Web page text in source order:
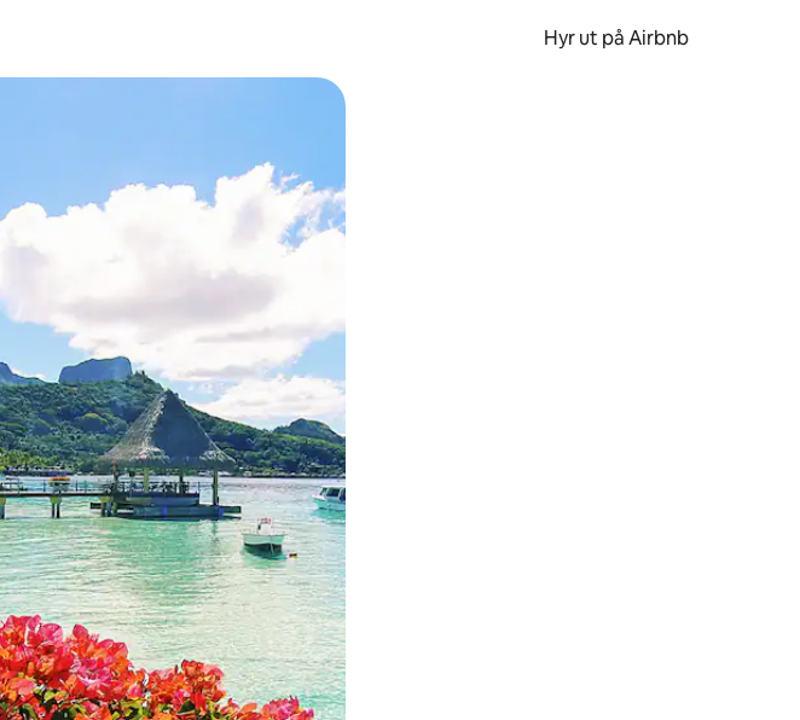
Hyr ut på Airbnb
genom att trycka eller svepa.